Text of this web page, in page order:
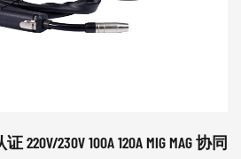
220V/230V 100A 120A MIG MAG 协同